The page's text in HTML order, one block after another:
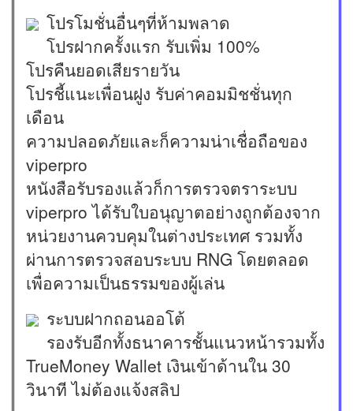
โปรโมชั่นอื่นๆที่ห้ามพลาด
โปรฝากครั้งแรก รับเพิ่ม 100%
โปรคืนยอดเสียรายวัน
โปรชี้แนะเพื่อนฝูง รับค่าคอมมิชชั่นทุก
เดือน
ความปลอดภัยและก็ความน่าเชื่อถือของ
viperpro
หนังสือรับรองแล้วก็การตรวจตราระบบ
viperpro ได้รับใบอนุญาตอย่างถูกต้องจาก
หน่วยงานควบคุมในต่างประเทศ รวมทั้ง
ผ่านการตรวจสอบระบบ RNG โดยตลอด
เพื่อความเป็นธรรมของผู้เล่น
ระบบฝากถอนออโต้
รองรับอีกทั้งธนาคารชั้นแนวหน้ารวมทั้ง
TrueMoney Wallet เงินเข้าด้านใน 30
วินาที ไม่ต้องแจ้งสลิป